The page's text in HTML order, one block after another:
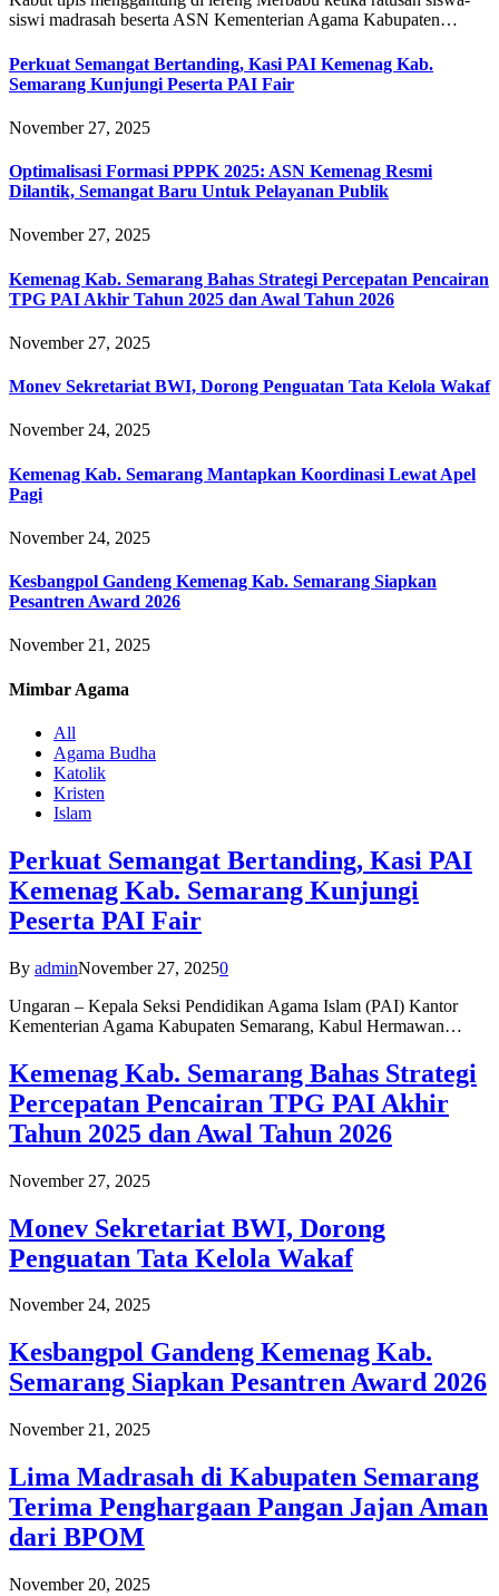
siswi madrasah beserta ASN Kementerian Agama Kabupaten…
Perkuat Semangat Bertanding, Kasi PAI Kemenag Kab.
Semarang Kunjungi Peserta PAI Fair
November 27, 2025
Optimalisasi Formasi PPPK 2025: ASN Kemenag Resmi
Dilantik, Semangat Baru Untuk Pelayanan Publik
November 27, 2025
Kemenag Kab. Semarang Bahas Strategi Percepatan Pencairan
TPG PAI Akhir Tahun 2025 dan Awal Tahun 2026
November 27, 2025
Monev Sekretariat BWI, Dorong Penguatan Tata Kelola Wakaf
November 24, 2025
Kemenag Kab. Semarang Mantapkan Koordinasi Lewat Apel
Pagi
November 24, 2025
Kesbangpol Gandeng Kemenag Kab. Semarang Siapkan
Pesantren Award 2026
November 21, 2025
Mimbar Agama
All
Agama Budha
Katolik
Kristen
Islam
Perkuat Semangat Bertanding, Kasi PAI
Kemenag Kab. Semarang Kunjungi
Peserta PAI Fair
By adminNovember 27, 20250
Ungaran – Kepala Seksi Pendidikan Agama Islam (PAI) Kantor
Kementerian Agama Kabupaten Semarang, Kabul Hermawan…
Kemenag Kab. Semarang Bahas Strategi
Percepatan Pencairan TPG PAI Akhir
Tahun 2025 dan Awal Tahun 2026
November 27, 2025
Monev Sekretariat BWI, Dorong
Penguatan Tata Kelola Wakaf
November 24, 2025
Kesbangpol Gandeng Kemenag Kab.
Semarang Siapkan Pesantren Award 2026
November 21, 2025
Lima Madrasah di Kabupaten Semarang
Terima Penghargaan Pangan Jajan Aman
dari BPOM
November 20, 2025